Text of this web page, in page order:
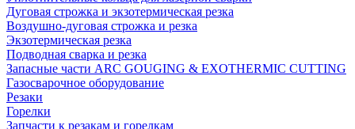
Дуговая строжка и экзотермическая резка
Воздушно-дуговая строжка и резка
Экзотермическая резка
Подводная сварка и резка
Запасные части ARC GOUGING & EXOTHERMIC CUTTING
Газосварочное оборудование
Резаки
Горелки
Запчасти к резакам и горелкам